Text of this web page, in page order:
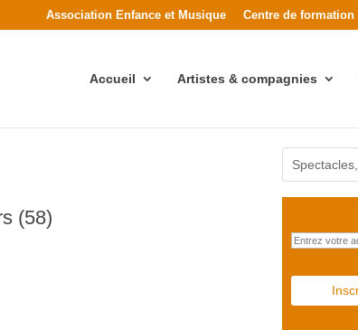
Association Enfance et Musique Centre de formation
Accueil Artistes & compagnies
(58)